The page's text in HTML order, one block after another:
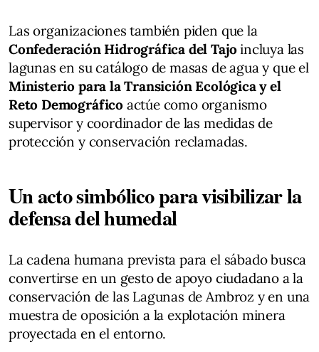
Las organizaciones también piden que la
Confederación Hidrográfica del Tajoincluya las
lagunas en su catálogo de masas de agua y que el
Ministerio para la Transición Ecológica y el
Reto Demográficoactúe como organismo
supervisor y coordinador de las medidas de
protección y conservación reclamadas.
Un acto simbólico para visibilizar la
defensa del humedal
La cadena humana prevista para el sábado busca
convertirse en un gesto de apoyo ciudadano a la
conservación de las Lagunas de Ambroz y en una
muestra de oposición a la explotación minera
proyectada en el entorno.